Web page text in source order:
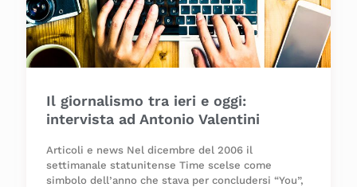
Il giornalismo tra ieri e oggi:
intervista ad Antonio Valentini
Articoli e news Nel dicembre del 2006 il
settimanale statunitense Time scelse come
simbolo dell’anno che stava per concludersi “You”,